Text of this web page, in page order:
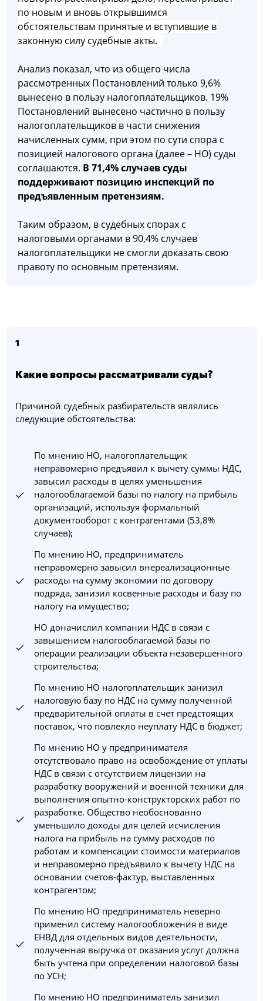
по новым и вновь открывшимся
обстоятельствам принятые и вступившие в
законную силу судебные акты.
Анализ показал, что из общего числа
рассмотренных Постановлений только 9,6%
вынесено в пользу налогоплательщиков. 19%
Постановлений вынесено частично в пользу
налогоплательщиков в части снижения
начисленных сумм, при этом по сути спора с
позицией налогового органа (далее – НО) суды
соглашаются. В 71,4% случаев суды
поддерживают позицию инспекций по
предъявленным претензиям.
Таким образом, в судебных спорах с
налоговыми органами в 90,4% случаев
налогоплательщики не смогли доказать свою
правоту по основным претензиям.
1
Какие вопросы рассматривали суды?
Причиной судебных разбирательств являлись
следующие обстоятельства:
По мнению НО, налогоплательщик
неправомерно предъявил к вычету суммы НДС,
завысил расходы в целях уменьшения
налогооблагаемой базы по налогу на прибыль
организаций, используя формальный
документооборот с контрагентами (53,8%
случаев);
По мнению НО, предприниматель
неправомерно завысил внереализационные
расходы на сумму экономии по договору
подряда, занизил косвенные расходы и базу по
налогу на имущество;
НО доначислил компании НДС в связи с
завышением налогооблагаемой базы по
операции реализации объекта незавершенного
строительства;
По мнению НО налогоплательщик занизил
налоговую базу по НДС на сумму полученной
предварительной оплаты в счет предстоящих
поставок, что повлекло неуплату НДС в бюджет;
По мнению НО у предпринимателя
отсутствовало право на освобождение от уплаты
НДС в связи с отсутствием лицензии на
разработку вооружений и военной техники для
выполнения опытно-конструкторских работ по
разработке. Общество необоснованно
уменьшило доходы для целей исчисления
налога на прибыль на сумму расходов по
работам и компенсации стоимости материалов
и неправомерно предъявило к вычету НДС на
основании счетов-фактур, выставленных
контрагентом;
По мнению НО предприниматель неверно
применил систему налогообложения в виде
ЕНВД для отдельных видов деятельности,
полученная выручка от оказания услуг должна
быть учтена при определении налоговой базы
по УСН;
По мнению НО предприниматель занизил